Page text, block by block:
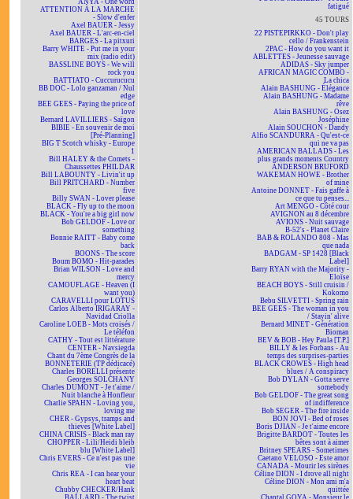
ANYA - One word
ATTENTION À LA MARCHE
- Slow d'enfer
Axel BAUER - Jessy
Axel BAUER - L'arc-en-ciel
BARGES - La pitxuri
Barry WHITE - Put me in your
mix (radio edit)
BASSLINE BOYS - We will
rock you
BATTIATO - Cuccurucucu
BB DOC - Lolo ganzaman / Nul
edge
BEE GEES - Paying the price of
love
Bernard LAVILLIERS - Saïgon
BIBIE - En souvenir de moi
[Pré-Planning]
BIG T Scotch whisky - Europe
1
Bill HALEY & the Comets -
Chaussettes PHILDAR
Bill LABOUNTY - Livin'it up
Bill PRITCHARD - Number
five
Billy SWAN - Lover please
BLACK - Fly up to the moon
BLACK - You're a big girl now
Bob GELDOF - Love or
something
Bonnie RAITT - Baby come
back
BOONS - The score
Boum BOMO - Hit-parades
Brian WILSON - Love and
mercy
CAMOUFLAGE - Heaven (I
want you)
CARAVELLI pour LOTUS
Carlos Alberto IRIGARAY -
Navidad Criolla
Caroline LOEB - Mots croisés /
Le téléfon
CATHY - Tout est littérature
CENTER - Navsiegda
Chant du 7ème Congrès de la
BONNETERIE (TP dédicacé)
Charles BORELLI présente
Georges SOLCHANY
Charles DUMONT - Je t'aime /
Nuit blanche à Honfleur
Charlie SPAHN - Loving you,
loving me
CHER - Gypsys, tramps and
thieves [White Label]
CHINA CRISIS - Black man ray
CHOPPER - Lili/Heidi bleib
blu [White Label]
Chris EVERS - Ce n'est pas une
vie
Chris REA - I can hear your
heart beat
Chubby CHECKER/Hank
BALLARD - The twist
fatigué
45 TOURS
22 PISTEPIRKKO - Don't play
cello / Frankenstein
2PAC - How do you want it
ABLETTES - Jeunesse sauvage
ADIDAS - Sky jumper
AFRICAN MAGIC COMBO -
La chica
Alain BASHUNG - Élégance
Alain BASHUNG - Madame
rêve
Alain BASHUNG - Osez
Joséphine
Alain SOUCHON - Dandy
Alfio SCANDURRA - Qu'est-ce
qui ne va pas
AMERICAN BALLADS - Les
plus grands moments Country
ANDERSON BRUFORD
WAKEMAN HOWE - Brother
of mine
Antoine DONNET - Fais gaffe à
ce que tu penses...
Art MENGO - Côté cour
AVIGNON au 8 décembre
AVIONS - Nuit sauvage
B-52's - Planet Claire
BAB & ROLANDO 808 - Mas
que nada
BADGAM - SP 1428 [Black
Label]
Barry RYAN with the Majority -
Eloïse
BEACH BOYS - Still cruisin /
Kokomo
Bebu SILVETTI - Spring rain
BEE GEES - The woman in you
/ Stayin' alive
Bernard MINET - Génération
Bioman
BEV & BOB - Hey Paula [T.P.]
BILLY & les Forbans - Au
temps des surprises-parties
BLACK CROWES - High head
blues / A conspiracy
Bob DYLAN - Gotta serve
somebody
Bob GELDOF - The great song
of indifference
Bob SEGER - The fire inside
BON JOVI - Bed of roses
Boris DJIAN - Je t'aime encore
Brigitte BARDOT - Toutes les
bêtes sont à aimer
Britney SPEARS - Sometimes
Caetano VELOSO - Este amor
CANADA - Mourir les sirènes
Céline DION - I drove all night
Céline DION - Mon ami m'a
quittée
Chantal GOYA - Monsieur le